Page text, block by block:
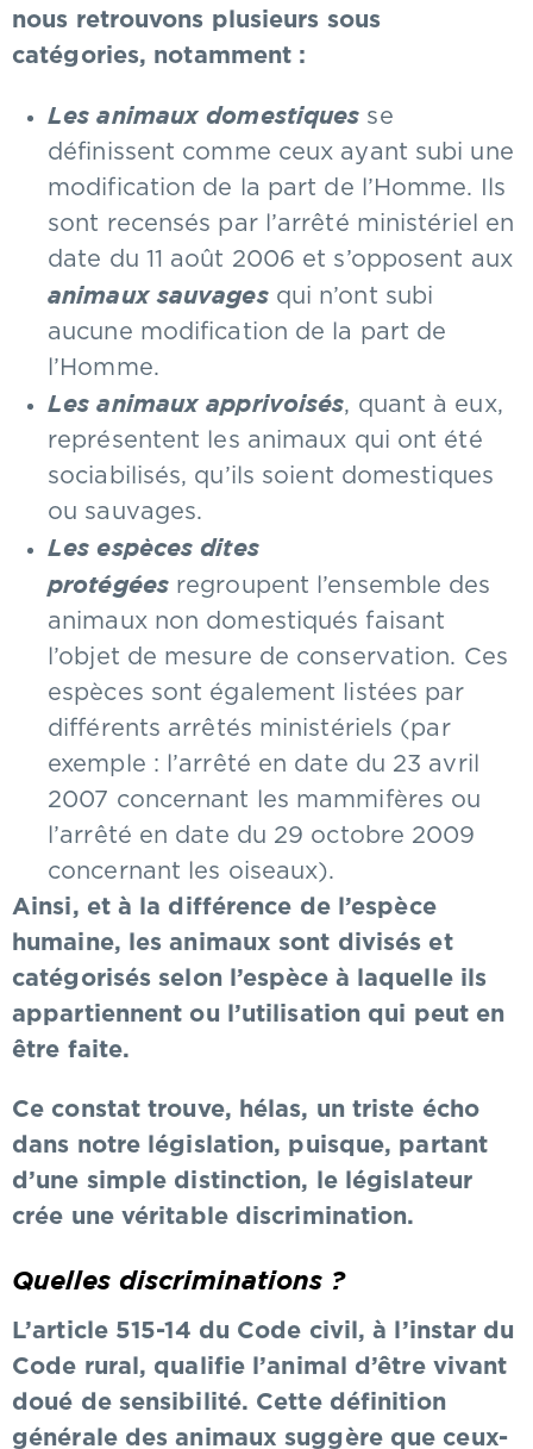
nous retrouvons plusieurs sous
catégories, notamment :
Les animaux domestiques se
définissent comme ceux ayant subi une
modification de la part de l’Homme. Ils
sont recensés par l’arrêté ministériel en
date du 11 août 2006 et s’opposent aux
animaux sauvages qui n’ont subi
aucune modification de la part de
l’Homme.
Les animaux apprivoisés, quant à eux,
représentent les animaux qui ont été
sociabilisés, qu’ils soient domestiques
ou sauvages.
Les espèces dites
protégéesregroupent l’ensemble des
animaux non domestiqués faisant
l’objet de mesure de conservation. Ces
espèces sont également listées par
différents arrêtés ministériels (par
exemple : l’arrêté en date du 23 avril
2007 concernant les mammifères ou
l’arrêté en date du 29 octobre 2009
concernant les oiseaux).
Ainsi, et à la différence de l’espèce
humaine, les animaux sont divisés et
catégorisés selon l’espèce à laquelle ils
appartiennent ou l’utilisation qui peut en
être faite.
Ce constat trouve, hélas, un triste écho
dans notre législation, puisque, partant
d’une simple distinction, le législateur
crée une véritable discrimination.
Quelles discriminations ?
L’article 515-14 du Code civil, à l’instar du
Code rural, qualifie l’animal d’être vivant
doué de sensibilité. Cette définition
générale des animaux suggère que ceux-